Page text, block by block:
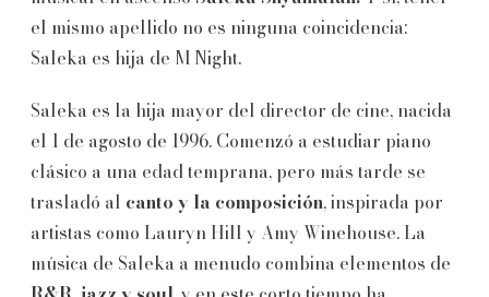
el mismo apellido no es ninguna coincidencia:
Saleka es hija de M Night.
Saleka es la hija mayor del director de cine, nacida
el 1 de agosto de 1996. Comenzó a estudiar piano
clásico a una edad temprana, pero más tarde se
trasladó al canto y la composición, inspirada por
artistas como Lauryn Hill y Amy Winehouse. La
música de Saleka a menudo combina elementos de